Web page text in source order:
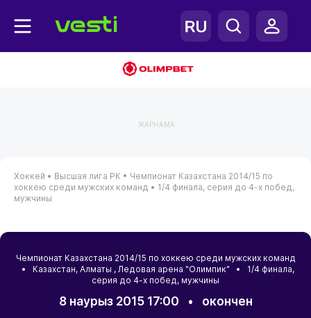
ЖАРНАМА
Хоккей • Высшая лига РК • Чемпионат Казахстана 2014/15 по
хоккею среди мужских команд • 1/4 финала, серия до 4-х побед,
мужчины
Чемпионат Казахстана 2014/15 по хоккею среди мужских команд
• Казахстан, Алматы , Ледовая арена "Олимпик" • 1/4 финала,
серия до 4-х побед, мужчины
8 наурыз 2015 17:00 • окончен